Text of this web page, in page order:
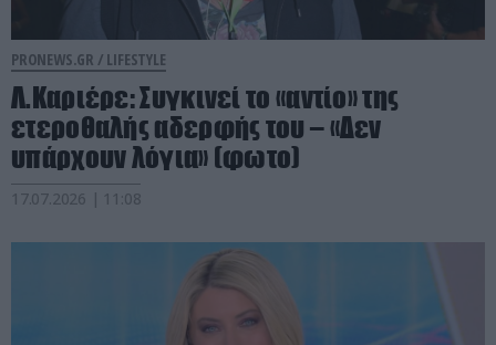
PRONEWS.GR / LIFESTYLE
Λ.Καριέρε: Συγκινεί το «αντίο» της
ετεροθαλής αδερφής του – «Δεν
υπάρχουν λόγια» (φωτο)
17.07.2026 | 11:08